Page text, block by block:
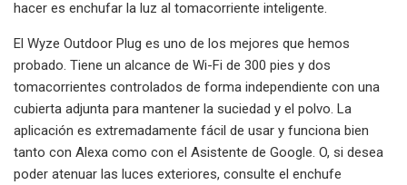
hacer es enchufar la luz al tomacorriente inteligente.
El Wyze Outdoor Plug es uno de los mejores que hemos
probado. Tiene un alcance de Wi-Fi de 300 pies y dos
tomacorrientes controlados de forma independiente con una
cubierta adjunta para mantener la suciedad y el polvo. La
aplicación es extremadamente fácil de usar y funciona bien
tanto con Alexa como con el Asistente de Google. O, si desea
poder atenuar las luces exteriores, consulte el enchufe